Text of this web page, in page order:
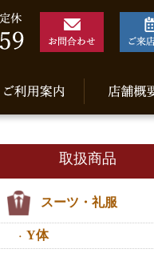
取扱商品
スーツ・礼服
Y体